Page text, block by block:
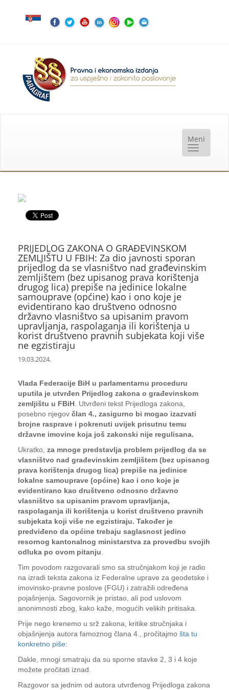
PRIJEDLOG ZAKONA O GRAĐEVINSKOM
ZEMLJIŠTU U FBIH: Za dio javnosti sporan
prijedlog da se vlasništvo nad građevinskim
zemljištem (bez upisanog prava korištenja
drugog lica) prepiše na jedinice lokalne
samouprave (općine) kao i ono koje je
evidentirano kao društveno odnosno
državno vlasništvo sa upisanim pravom
upravljanja, raspolaganja ili korištenja u
korist društveno pravnih subjekata koji više
ne egzistiraju
19.03.2024.
Vlada Federacije BiH u parlamentarnu proceduru
uputila je utvrđen Prijedlog zakona o građevinskom
zemljištu u FBiH . Utvrđeni tekst Prijedloga zakona,
posebno njegov član 4., zasigurno bi mogao izazvati
brojne rasprave i pokrenuti uvijek prisutnu temu
državne imovine koja još zakonski nije regulisana.
Ukratko, za mnoge predstavlja problem prijedlog da se
vlasništvo nad građevinskim zemljištem (bez upisanog
prava korištenja drugog lica) prepiše na jedinice
lokalne samouprave (općine) kao i ono koje je
evidentirano kao društveno odnosno državno
vlasništvo sa upisanim pravom upravljanja,
raspolaganja ili korištenja u korist društveno pravnih
subjekata koji više ne egzistiraju. Također je
predviđeno da općine trebaju saglasnost jedino
resornog kantonalnog ministarstva za provedbu svojih
odluka po ovom pitanju
Tim povodom razgovarali smo sa stručnjakom koji je radio
na izradi teksta zakona iz Federalne uprave za geodetske i
imovinsko-pravne poslove (FGU) i zatražili određena
pojašnjenja. Sagovornik je pristao, ali pod uslovom
anonimnosti zbog, kako kaže, mogućih velikih pritisaka.
Prije nego krenemo u srž zakona, kritike stručnjaka i
objašnjenja autora famoznog člana 4., pročitajmo šta tu
konkretno piše:
Dakle, mnogi smatraju da su sporne stavke 2, 3 i 4 koje
možete pročitati iznad.
Razgovor sa jednim od autora utvrđenog Prijedloga zakona